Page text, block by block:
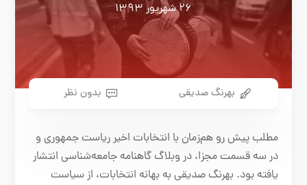
۲۶ شهریور ۱۳۹۳
بهرنگ صدیقی بدون نظر
مطلب پیش رو هم‌زمان با انتخابات اخیر ریاست جمهوری و
در سه قسمت مجزا، در وبلاگ گاهنامه جامعه‌شناسی انتشار
یافته بود. بهرنگ صدیقی به بهانه انتخابات، از سیاست